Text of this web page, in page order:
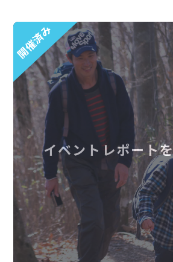
開催済み
イベントレポート